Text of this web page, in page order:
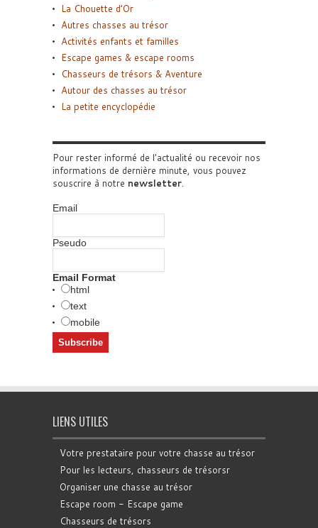
La Chouette d’Or
Autres chasses au trésor
Activités enfants et familles
Escape games & escape rooms
Chasseurs de trésors & Aventure
Autour des chasses au trésor
La petite encyclopédie
Pour rester informé de l'actualité ou recevoir nos
informations de dernière minute, vous pouvez
souscrire à notre newsletter.
Email
Pseudo
Email Format
html
text
mobile
LIENS UTILES
Votre prestataire pour votre chasse au trésor
Pour les lecteurs, chasseurs de trésorsr
Organiser une chasse au trésor
Escape room - Escape game
Chasseurs de trésors